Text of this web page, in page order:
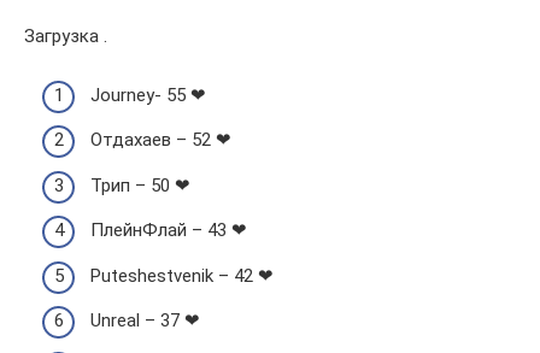
Загрузка .
Journey- 55 ❤
Отдахаев – 52 ❤
Трип – 50 ❤
ПлейнФлай – 43 ❤
Puteshestvenik – 42 ❤
Unreal – 37 ❤